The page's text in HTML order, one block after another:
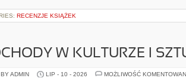
RECENZJE KSIĄŻEK
W KULTURZE I
ADMIN LIP - 10 - 2026 MOŻLIWOŚĆ